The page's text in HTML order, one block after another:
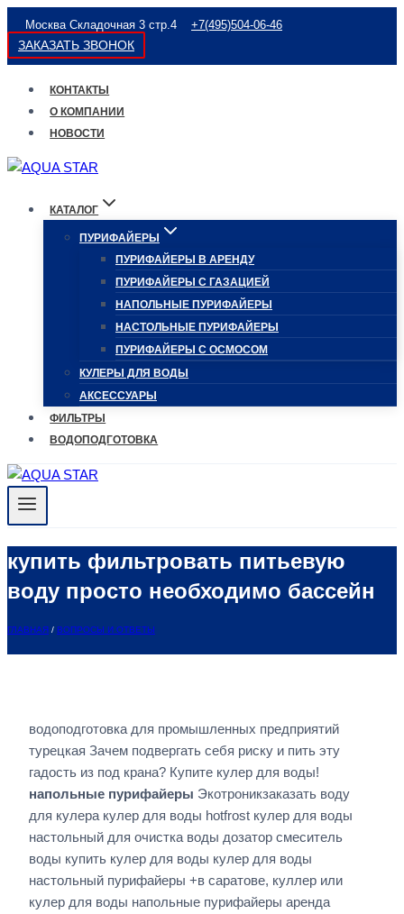
Перейти
к
содержимому
Москва Складочная 3 стр.4 +7(495)504-06-46
ЗАКАЗАТЬ ЗВОНОК
КОНТАКТЫ
О КОМПАНИИ
НОВОСТИ
КАТАЛОГ
ПУРИФАЙЕРЫ
ПУРИФАЙЕРЫ В АРЕНДУ
ПУРИФАЙЕРЫ С ГАЗАЦИЕЙ
НАПОЛЬНЫЕ ПУРИФАЙЕРЫ
НАСТОЛЬНЫЕ ПУРИФАЙЕРЫ
ПУРИФАЙЕРЫ С ОСМОСОМ
КУЛЕРЫ ДЛЯ ВОДЫ
АКСЕССУАРЫ
ФИЛЬТРЫ
ВОДОПОДГОТОВКА
купить фильтровать питьевую
воду просто необходимо бассейн
ГЛАВНАЯ / ВОПРОСЫ И ОТВЕТЫ
водоподготовка для промышленных предприятий
турецкая Зачем подвергать себя риску и пить эту
гадость из под крана? Купите кулер для воды!
напольные пурифайеры Экотроникзаказать воду
для кулера кулер для воды hotfrost кулер для воды
настольный для очистка воды дозатор смеситель
воды купить кулер для воды кулер для воды
настольный пурифайеры +в саратове, куллер или
кулер для воды напольные пурифайеры аренда